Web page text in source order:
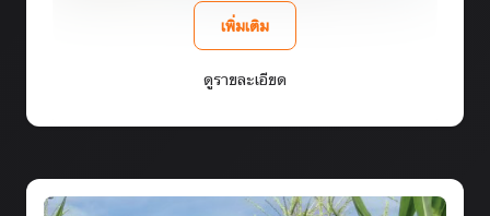
เพิ่มเติม
ดูรายละเอียด